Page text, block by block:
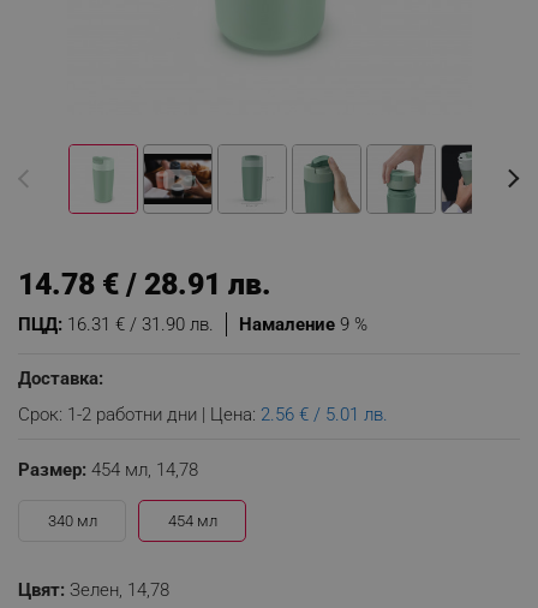
Намаление 9 %
ПЦД: 16.31 € / 31.90 лв.
14.78 € / 28.91 лв.
Доставка:
Срок: 1-2 работни дни | Цена: 2.56 € / 5.01 лв.
Размер: 454 мл, 14,78
340 мл 454 мл
Цвят: Зелен, 14,78